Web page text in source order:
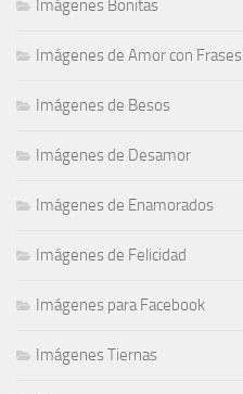
Imágenes Bonitas
Imágenes de Amor con Frases
Imágenes de Besos
Imágenes de Desamor
Imágenes de Enamorados
Imágenes de Felicidad
Imágenes para Facebook
Imágenes Tiernas